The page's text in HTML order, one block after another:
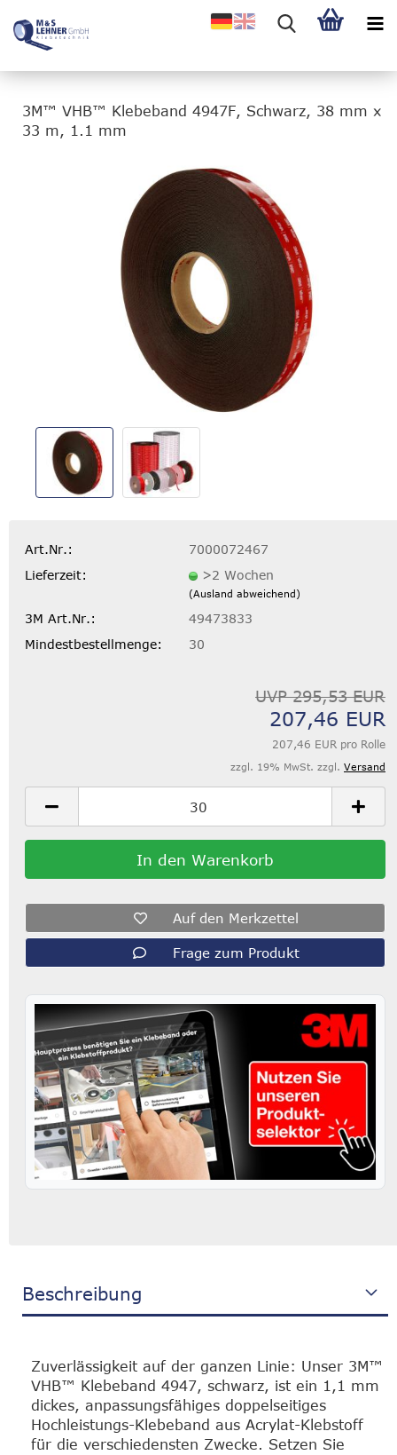
3M™ VHB™ Klebeband 4947F, Schwarz, 38 mm x
33 m, 1.1 mm
Art.Nr.:
7000072467
Lieferzeit:
>2 Wochen
(Ausland abweichend)
3M Art.Nr.:
49473833
Mindestbestellmenge:
30
UVP 295,53 EUR
207,46 EUR
207,46 EUR pro Rolle
zzgl. 19% MwSt. zzgl. Versand
Auf den Merkzettel
Frage zum Produkt
Beschreibung
Zuverlässigkeit auf der ganzen Linie: Unser 3M™
VHB™ Klebeband 4947, schwarz, ist ein 1,1 mm
dickes, anpassungsfähiges doppelseitiges
Hochleistungs-Klebeband aus Acrylat-Klebstoff
für die verschiedensten Zwecke. Setzen Sie